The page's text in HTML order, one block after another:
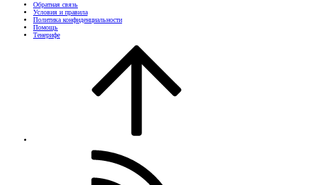
Обратная связь
Условия и правила
Политика конфиденциальности
Помощь
Тенерифе